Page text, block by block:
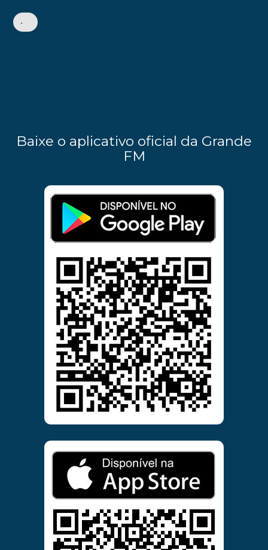
•
Baixe o aplicativo oficial da Grande
FM